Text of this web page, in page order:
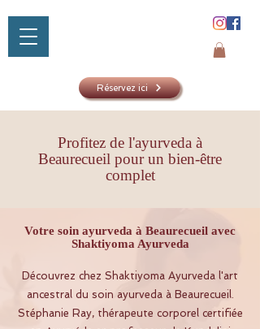
Réservez ici
Profitez de l'ayurveda à
Beaurecueil pour un bien-être
complet
Votre soin ayurveda à Beaurecueil avec
Shaktiyoma Ayurveda
Découvrez chez Shaktiyoma Ayurveda l'art
ancestral du soin ayurveda à Beaurecueil.
Stéphanie Ray, thérapeute corporel certifiée